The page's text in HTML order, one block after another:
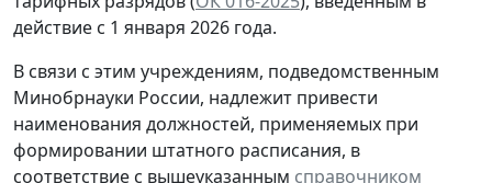
действие с 1 января 2026 года.
В связи с этим учреждениям, подведомственным
Минобрнауки России, надлежит привести
наименования должностей, применяемых при
формировании штатного расписания, в
соответствие с вышеуказанным справочником